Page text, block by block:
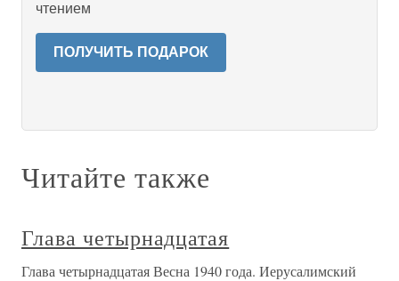
чтением
ПОЛУЧИТЬ ПОДАРОК
Читайте также
Глава четырнадцатая
Глава четырнадцатая Весна 1940 года. Иерусалимский